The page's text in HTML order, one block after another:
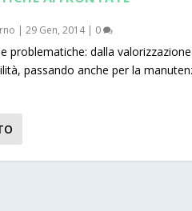
| 29 Gen, 2014| 0
problematiche: dalla
passando anche per la